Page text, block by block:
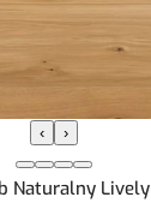
‹ ›
Naturalny Lively